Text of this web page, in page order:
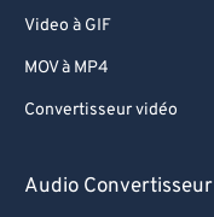
Video à GIF
MOV à MP4
Convertisseur vidéo
Audio Convertisseur